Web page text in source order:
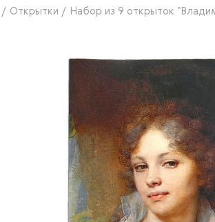
/ Открытки / Набор из 9 открыток